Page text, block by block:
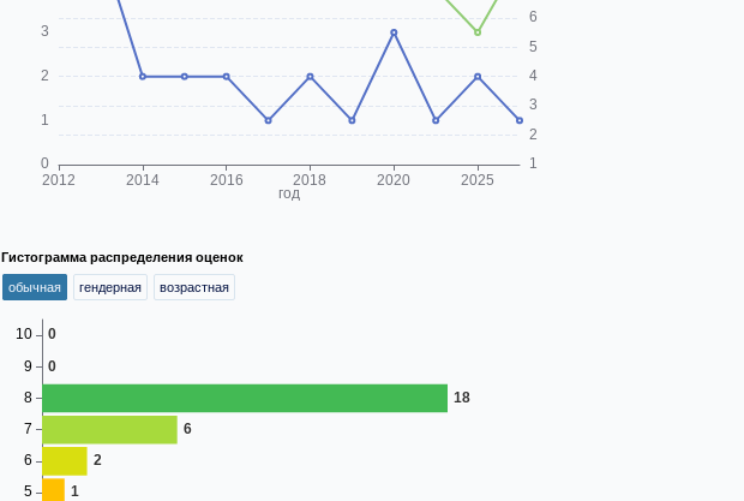
Гистограмма распределения оценок
обычная гендерная возрастная